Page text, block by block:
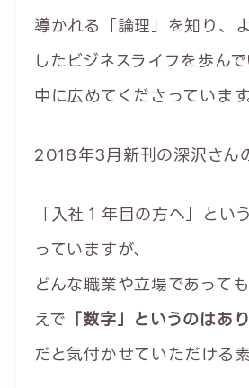
導かれる「論理」を知り、
したビジネスライフを歩ん
中に広めてくださっています
2018年3月新刊の深沢さん
「入社１年目の方へ」とい
っていますが、
どんな職業や立場であって
えで 「数字」というのはあ
だと気付かせていただける素